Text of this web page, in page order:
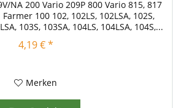
NA 200 Vario 209P 800 Vario 815, 817
100 102, 102LS, 102LSA, 102S,
103S, 103SA, 104LS, 104LSA, 104S,...
4,19 € *
Merken